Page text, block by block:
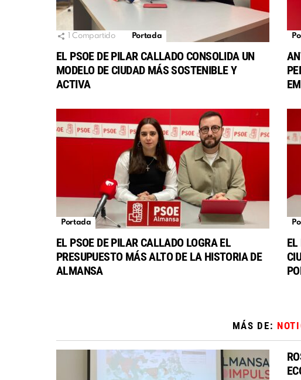
Compartido Portada
EL PSOE DE PILAR CALLADO CONSOLIDA UN
MODELO DE CIUDAD MÁS SOSTENIBLE Y
ACTIVA
Portada
EL PSOE DE PILAR CALLADO LOGRA EL
PRESUPUESTO MÁS ALTO DE LA HISTORIA DE
ALMANSA
MÁS DE: